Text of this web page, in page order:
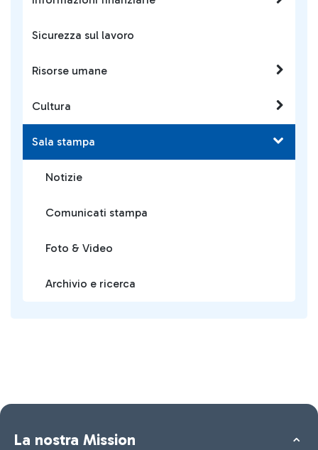
Sicurezza sul lavoro
Risorse umane
Cultura
Sala stampa
Notizie
Comunicati stampa
Foto & Video
Archivio e ricerca
La nostra Mission